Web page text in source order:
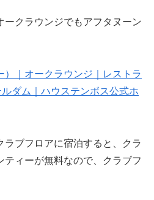
ークラウンジでもアフタヌーン
）｜オークラウンジ｜レストラ
ダム｜ハウステンボス公式ホ
ラブフロアに宿泊すると、クラ
ティーが無料なので、クラブフ